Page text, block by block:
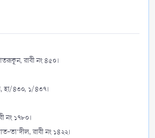
রাবী নং ৪৫০।
হা/৪৩০, ১/৪৩৭।
নং ১৭৮০।
রাবী নং ১৪২২।